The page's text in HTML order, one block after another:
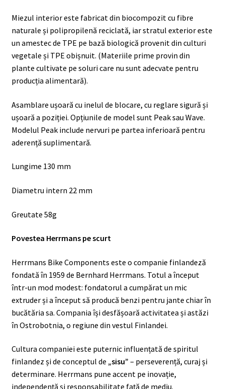
Miezul interior este fabricat din biocompozit cu fibre
naturale și polipropilenă reciclată, iar stratul exterior este
un amestec de TPE pe bază biologică provenit din culturi
vegetale și TPE obișnuit. (Materiile prime provin din
plante cultivate pe soluri care nu sunt adecvate pentru
producția alimentară).
Asamblare ușoară cu inelul de blocare, cu reglare sigură și
ușoară a poziției. Opțiunile de model sunt Peak sau Wave.
Modelul Peak include nervuri pe partea inferioară pentru
aderență suplimentară.
Lungime 130 mm
Diametru intern 22 mm
Greutate 58g
Povestea Herrmans pe scurt
Herrmans Bike Components este o companie finlandeză
fondată în 1959 de Bernhard Herrmans. Totul a început
într-un mod modest: fondatorul a cumpărat un mic
extruder și a început să producă benzi pentru jante chiar în
bucătăria sa. Compania își desfășoară activitatea și astăzi
în Ostrobotnia, o regiune din vestul Finlandei.
Cultura companiei este puternic influențată de spiritul
finlandez și de conceptul de „sisu” – perseverență, curaj și
determinare. Herrmans pune accent pe inovație,
independență și responsabilitate față de mediu.